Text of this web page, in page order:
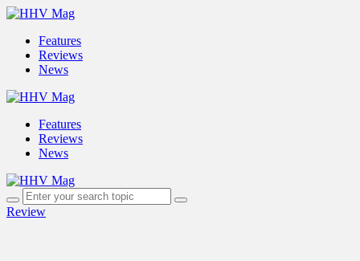
Features
Reviews
News
Features
Reviews
News
Review